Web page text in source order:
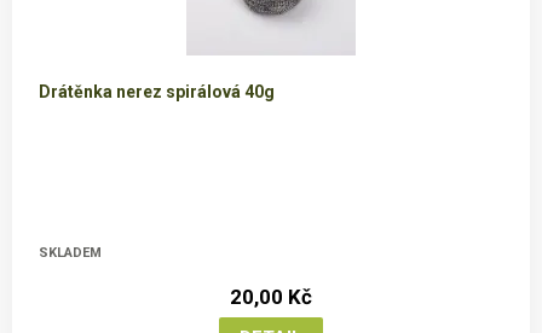
Drátěnka nerez spirálová 40g
SKLADEM
20,00 Kč